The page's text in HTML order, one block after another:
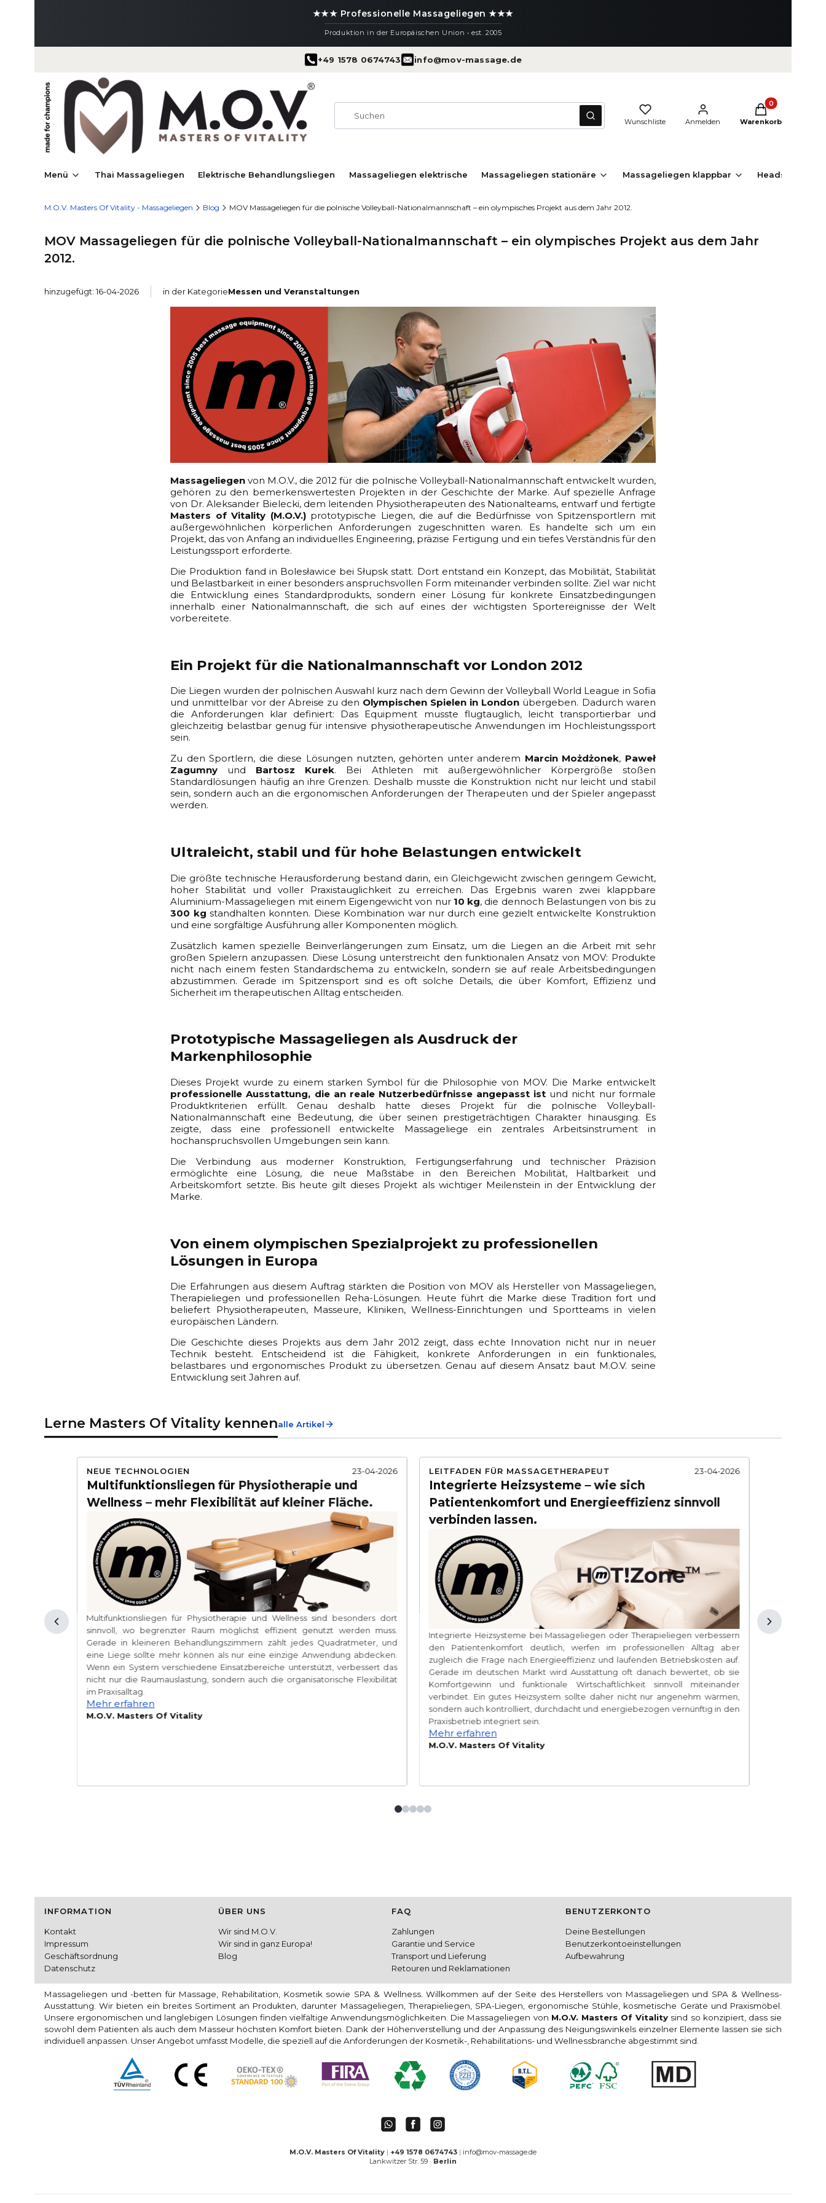
★★★ Professionelle Massageliegen ★★★
Produktion in der Europäischen Union • est. 2005
+49 1578 0674743 info@mov-massage.de
Zurücksetzen
Suchen Wunschliste Anmelden
Produkte im
Warenkorb
Menü Thai Massageliegen Elektrische Behandlungsliegen Massageliegen elektrische Massageliegen stationäre Massageliegen klappbar Headspa
M.O.V. Masters Of Vitality - Massageliegen Blog MOV Massageliegen für die polnische Volleyball-Nationalmannschaft – ein olympisches Projekt aus dem Jahr 2012.
MOV Massageliegen für die polnische Volleyball-Nationalmannschaft – ein olympisches Projekt aus dem Jahr
2012.
hinzugefügt: 16-04-2026 in der KategorieMessen und Veranstaltungen
Massageliegen von M.O.V., die 2012 für die polnische Volleyball-Nationalmannschaft entwickelt wurden,
gehören zu den bemerkenswertesten Projekten in der Geschichte der Marke. Auf spezielle Anfrage
von Dr. Aleksander Bielecki, dem leitenden Physiotherapeuten des Nationalteams, entwarf und fertigte
Masters of Vitality (M.O.V.)prototypische Liegen, die auf die Bedürfnisse von Spitzensportlern mit
außergewöhnlichen körperlichen Anforderungen zugeschnitten waren. Es handelte sich um ein
Projekt, das von Anfang an individuelles Engineering, präzise Fertigung und ein tiefes Verständnis für den
Leistungssport erforderte.
Die Produktion fand in Bolesławice bei Słupsk statt. Dort entstand ein Konzept, das Mobilität, Stabilität
und Belastbarkeit in einer besonders anspruchsvollen Form miteinander verbinden sollte. Ziel war nicht
die Entwicklung eines Standardprodukts, sondern einer Lösung für konkrete Einsatzbedingungen
innerhalb einer Nationalmannschaft, die sich auf eines der wichtigsten Sportereignisse der Welt
vorbereitete.
Ein Projekt für die Nationalmannschaft vor London 2012
Die Liegen wurden der polnischen Auswahl kurz nach dem Gewinn der Volleyball World League in Sofia
und unmittelbar vor der Abreise zu den Olympischen Spielen in London übergeben. Dadurch waren
die Anforderungen klar definiert: Das Equipment musste flugtauglich, leicht transportierbar und
gleichzeitig belastbar genug für intensive physiotherapeutische Anwendungen im Hochleistungssport
sein.
Zu den Sportlern, die diese Lösungen nutzten, gehörten unter anderem Marcin Możdżonek, Paweł
Zagumny und Bartosz Kurek. Bei Athleten mit außergewöhnlicher Körpergröße stoßen
Standardlösungen häufig an ihre Grenzen. Deshalb musste die Konstruktion nicht nur leicht und stabil
sein, sondern auch an die ergonomischen Anforderungen der Therapeuten und der Spieler angepasst
werden.
Ultraleicht, stabil und für hohe Belastungen entwickelt
Die größte technische Herausforderung bestand darin, ein Gleichgewicht zwischen geringem Gewicht,
hoher Stabilität und voller Praxistauglichkeit zu erreichen. Das Ergebnis waren zwei klappbare
Aluminium-Massageliegen mit einem Eigengewicht von nur 10 kg, die dennoch Belastungen von bis zu
300 kg standhalten konnten. Diese Kombination war nur durch eine gezielt entwickelte Konstruktion
und eine sorgfältige Ausführung aller Komponenten möglich.
Zusätzlich kamen spezielle Beinverlängerungen zum Einsatz, um die Liegen an die Arbeit mit sehr
großen Spielern anzupassen. Diese Lösung unterstreicht den funktionalen Ansatz von MOV: Produkte
nicht nach einem festen Standardschema zu entwickeln, sondern sie auf reale Arbeitsbedingungen
abzustimmen. Gerade im Spitzensport sind es oft solche Details, die über Komfort, Effizienz und
Sicherheit im therapeutischen Alltag entscheiden.
Prototypische Massageliegen als Ausdruck der
Markenphilosophie
Dieses Projekt wurde zu einem starken Symbol für die Philosophie von MOV. Die Marke entwickelt
professionelle Ausstattung, die an reale Nutzerbedürfnisse angepasst ist und nicht nur formale
Produktkriterien erfüllt. Genau deshalb hatte dieses Projekt für die polnische Volleyball-
Nationalmannschaft eine Bedeutung, die über seinen prestigeträchtigen Charakter hinausging. Es
zeigte, dass eine professionell entwickelte Massageliege ein zentrales Arbeitsinstrument in
hochanspruchsvollen Umgebungen sein kann.
Die Verbindung aus moderner Konstruktion, Fertigungserfahrung und technischer Präzision
ermöglichte eine Lösung, die neue Maßstäbe in den Bereichen Mobilität, Haltbarkeit und
Arbeitskomfort setzte. Bis heute gilt dieses Projekt als wichtiger Meilenstein in der Entwicklung der
Marke.
Von einem olympischen Spezialprojekt zu professionellen
Lösungen in Europa
Die Erfahrungen aus diesem Auftrag stärkten die Position von MOV als Hersteller von Massageliegen,
Therapieliegen und professionellen Reha-Lösungen. Heute führt die Marke diese Tradition fort und
beliefert Physiotherapeuten, Masseure, Kliniken, Wellness-Einrichtungen und Sportteams in vielen
europäischen Ländern.
Die Geschichte dieses Projekts aus dem Jahr 2012 zeigt, dass echte Innovation nicht nur in neuer
Technik besteht. Entscheidend ist die Fähigkeit, konkrete Anforderungen in ein funktionales,
belastbares und ergonomisches Produkt zu übersetzen. Genau auf diesem Ansatz baut M.O.V. seine
Entwicklung seit Jahren auf.
Lerne Masters Of Vitality kennenalle Artikel
besonders
NEUE TECHNOLOGIEN 23-04-2026
Multifunktionsliegen für Physiotherapie und
Wellness – mehr Flexibilität auf kleiner Fläche.
Multifunktionsliegen für Physiotherapie und Wellness sind besonders dort
sinnvoll, wo begrenzter Raum möglichst effizient genutzt werden muss.
Gerade in kleineren Behandlungszimmern zählt jedes Quadratmeter, und
eine Liege sollte mehr können als nur eine einzige Anwendung abdecken.
Wenn ein System verschiedene Einsatzbereiche unterstützt, verbessert das
nicht nur die Raumauslastung, sondern auch die organisatorische Flexibilität
im Praxisalltag.
Mehr erfahren
M.O.V. Masters Of Vitality
LEITFADEN FÜR MASSAGETHERAPEUT 23-04-2026
Integrierte Heizsysteme – wie sich
Patientenkomfort und Energieeffizienz sinnvoll
verbinden lassen.
Integrierte Heizsysteme bei Massageliegen oder Therapieliegen verbessern
den Patientenkomfort deutlich, werfen im professionellen Alltag aber
zugleich die Frage nach Energieeffizienz und laufenden Betriebskosten auf.
Gerade im deutschen Markt wird Ausstattung oft danach bewertet, ob sie
Komfortgewinn und funktionale Wirtschaftlichkeit sinnvoll miteinander
verbindet. Ein gutes Heizsystem sollte daher nicht nur angenehm wärmen,
sondern auch kontrolliert, durchdacht und energiebezogen vernünftig in den
Praxisbetrieb integriert sein.
Mehr erfahren
M.O.V. Masters Of Vitality
Fußzeilenmenü
INFORMATION
Kontakt
Impressum
Geschäftsordnung
Datenschutz
ÜBER UNS
Wir sind M.O.V.
Wir sind in ganz Europa!
Blog
FAQ
Zahlungen
Garantie und Service
Transport und Lieferung
Retouren und Reklamationen
BENUTZERKONTO
Deine Bestellungen
Benutzerkontoeinstellungen
Aufbewahrung
Massageliegen und -betten für Massage, Rehabilitation, Kosmetik sowie SPA & Wellness. Willkommen auf der Seite des Herstellers von Massageliegen und SPA & Wellness-
Ausstattung. Wir bieten ein breites Sortiment an Produkten, darunter Massageliegen, Therapieliegen, SPA-Liegen, ergonomische Stühle, kosmetische Geräte und Praxismöbel.
Unsere ergonomischen und langlebigen Lösungen finden vielfältige Anwendungsmöglichkeiten. Die Massageliegen von M.O.V. Masters Of Vitality sind so konzipiert, dass sie
sowohl dem Patienten als auch dem Masseur höchsten Komfort bieten. Dank der Höhenverstellung und der Anpassung des Neigungswinkels einzelner Elemente lassen sie sich
individuell anpassen. Unser Angebot umfasst Modelle, die speziell auf die Anforderungen der Kosmetik-, Rehabilitations- und Wellnessbranche abgestimmt sind.
M.O.V. Masters Of Vitality | +49 1578 0674743 | info@mov-massage.de
Lankwitzer Str. 59 · Berlin